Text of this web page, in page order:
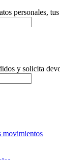
personales,
y solicita
movimientos